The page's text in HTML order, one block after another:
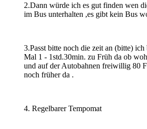
2.Dann würde ich es gut finden wen
im Bus unterhalten ,es gibt kein Bus
3.Passt bitte noch die zeit an (bitte)
Mal 1 - 1std.30min. zu Früh da ob
und auf der Autobahnen freiwillig 80
noch früher da .
4. Regelbarer Tempomat